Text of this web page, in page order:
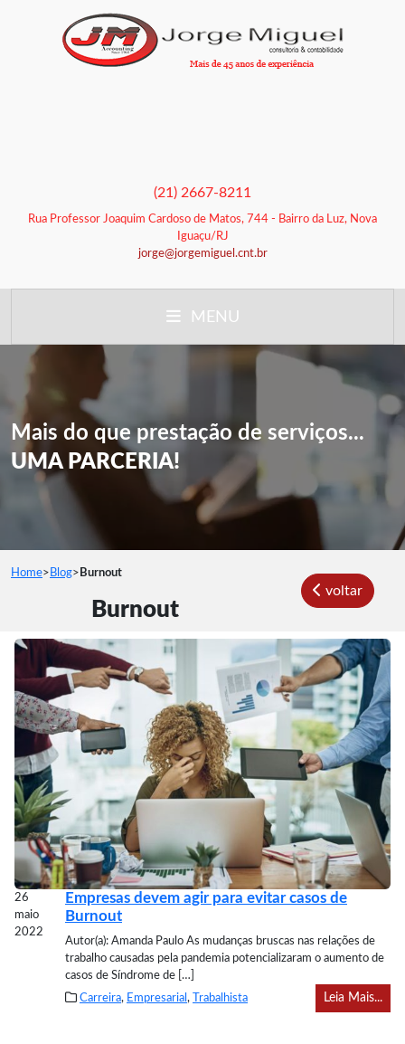
Rua Professor Joaquim Cardoso de Matos, 744 - Bairro da Luz, Nova
Iguaçu/RJ
jorge@jorgemiguel.cnt.br
(21) 2667-8211
MENU
Mais do que prestação de serviços...
UMA PARCERIA!
Home> Blog> Burnout
Burnout
voltar
26
maio
2022
Empresas devem agir para evitar casos de
Burnout
Autor(a): Amanda Paulo As mudanças bruscas nas relações de
trabalho causadas pela pandemia potencializaram o aumento de
casos de Síndrome de […]
Carreira, Empresarial , Trabalhista Leia Mais...